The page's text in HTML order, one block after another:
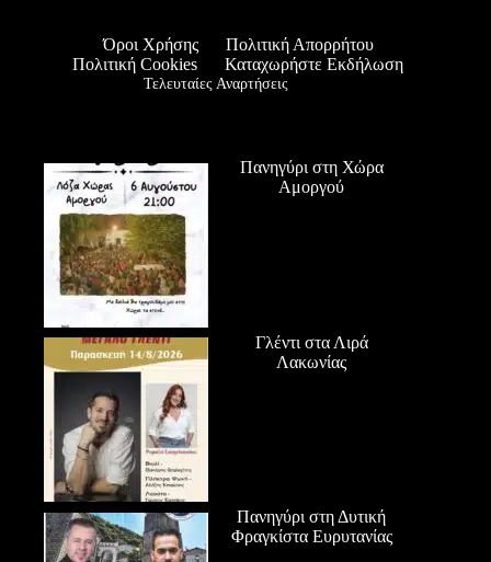
Όροι Χρήσης
Πολιτική Απορρήτου
Πολιτική Cookies
Καταχωρήστε Εκδήλωση
Τελευταίες Αναρτήσεις
Πανηγύρι στη Χώρα
Αμοργού
Γλέντι στα Λιρά
Λακωνίας
Πανηγύρι στη Δυτική
Φραγκίστα Ευρυτανίας